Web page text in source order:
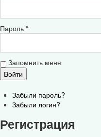
Пароль *
Запомнить меня
Забыли пароль?
Забыли логин?
Регистрация